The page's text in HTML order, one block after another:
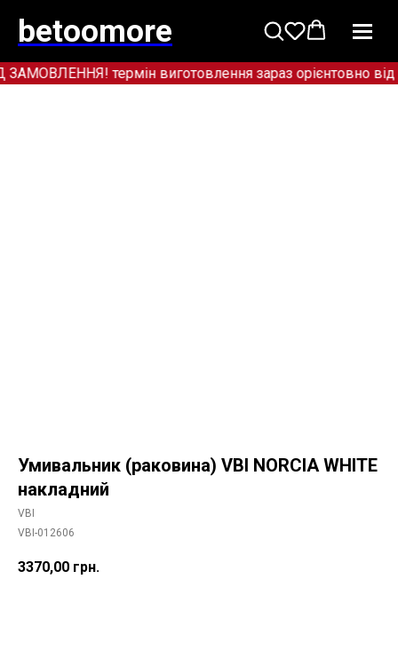
betoomore
термін виготовлення зараз орієнтовно від
Умивальник (раковина) VBI NORCIA WHITE
накладний
VBI
VBI-012606
3370,00 грн.